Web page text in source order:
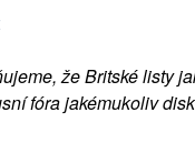
že Britské listy
fóra jakémukoliv